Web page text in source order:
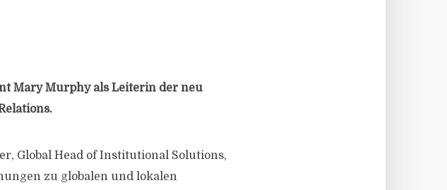
Mary Murphy als Leiterin der neu
Global Head of Institutional Solutions,
zu globalen und lokalen